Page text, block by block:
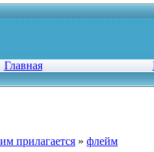
Главная
прилагается » флейм